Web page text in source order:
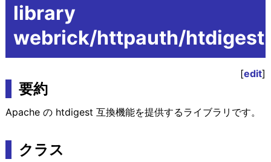
library
webrick/httpauth/htdigest
[edit]
要約
Apache の htdigest 互換機能を提供するライブラリです。
クラス